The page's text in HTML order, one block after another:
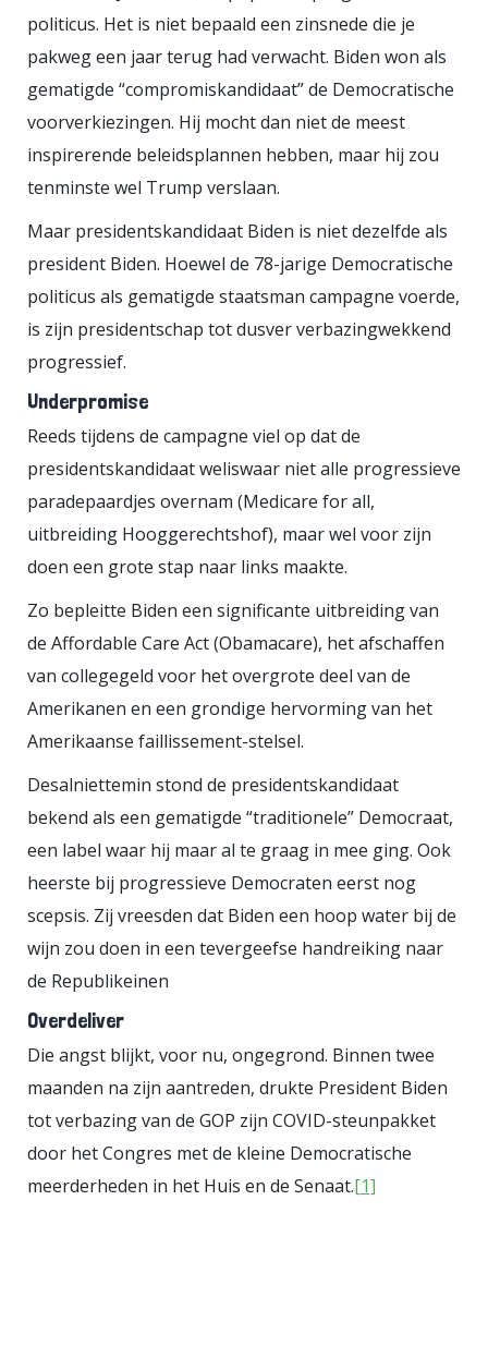
gemengde gevoelens ontvangen
zijn. Enerzijds kan de stap van
Duda gezien worden als een teken
dat er nog iets van respect voor
democratische waarden aanwezig
is in het autoritair geregeerde
land. Een sprankje hoop voor de
oppositie misschien. Anderzijds is
het ook voorstelbaar dat de
president jaloerse gevoelens heeft
opgeroepen bij EU-leiders die al
jaren proberen het land in het
gareel te krijgen. Waarom luisteren
ze wel naar de VS en niet naar ons?
De EU is onlangs een nieuwe
juridische procedure gestart tegen
de besluiten van het Poolse
Hooggerechtshof van deze zomer
waarmee Polen de eigen wet
boven de gemeenschappelijke
Europese wetgeving plaatste. Het
is de zoveelste poging van de
Europese Commissie om via de
juridische weg Polen te wijzen op
zijn verplichtingen als EU-lidstaat.
Afluisterschandaal Donald Tusk,
de leider van het Burgerplatform,
de grootste Poolse oppositiepartij,
heeft om een parlementair
onderzoek gevraagd naar het
afluisteren van een van zijn
medewerkers in de laatste
verkiezingscampagne. De
telefoons van de campagneleider
van het Burgerplatform, senator
politicus. Het is niet bepaald een zinsnede die je
pakweg een jaar terug had verwacht. Biden won als
gematigde “compromiskandidaat” de Democratische
voorverkiezingen. Hij mocht dan niet de meest
inspirerende beleidsplannen hebben, maar hij zou
tenminste wel Trump verslaan.
Maar presidentskandidaat Biden is niet dezelfde als
president Biden. Hoewel de 78-jarige Democratische
politicus als gematigde staatsman campagne voerde,
is zijn presidentschap tot dusver verbazingwekkend
progressief.
Underpromise
Reeds tijdens de campagne viel op dat de
presidentskandidaat weliswaar niet alle progressieve
paradepaardjes overnam (Medicare for all,
uitbreiding Hooggerechtshof), maar wel voor zijn
doen een grote stap naar links maakte.
Zo bepleitte Biden een significante uitbreiding van
de Affordable Care Act (Obamacare), het afschaffen
van collegegeld voor het overgrote deel van de
Amerikanen en een grondige hervorming van het
Amerikaanse faillissement-stelsel.
Desalniettemin stond de presidentskandidaat
bekend als een gematigde “traditionele” Democraat,
een label waar hij maar al te graag in mee ging. Ook
heerste bij progressieve Democraten eerst nog
scepsis. Zij vreesden dat Biden een hoop water bij de
wijn zou doen in een tevergeefse handreiking naar
de Republikeinen
Overdeliver
Die angst blijkt, voor nu, ongegrond. Binnen twee
maanden na zijn aantreden, drukte President Biden
tot verbazing van de GOP zijn COVID-steunpakket
door het Congres met de kleine Democratische
meerderheden in het Huis en de Senaat.[1]